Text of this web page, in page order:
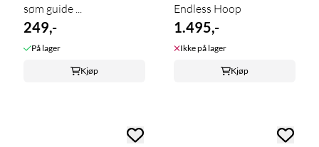
søm guide ...
249,-
På lager
Kjøp
Endless Hoop
1.495,-
Ikke på lager
Kjøp